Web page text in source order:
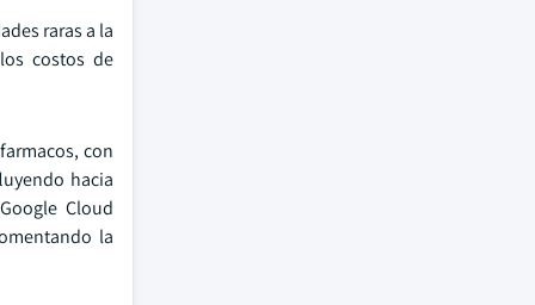
raras a la
costos de
con
hacia
Cloud
la